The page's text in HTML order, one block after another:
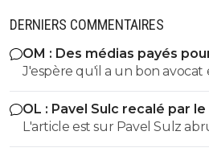
DERNIERS COMMENTAIRES
OM : Des médias payés
accusé
J'espère qu'il a un bon
qu'il va vite exploser en vol
OL : Pavel Sulc recalé par
L'article est sur Pavel Sulz